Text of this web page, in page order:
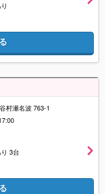
村瀬名波 763-1
3台